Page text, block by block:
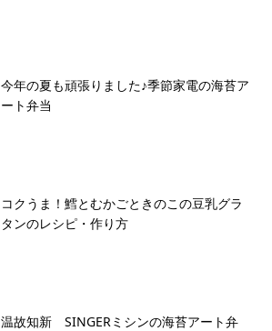
今年の夏も頑張りました♪季節家電の海苔ア
ート弁当
コクうま！鱈とむかごときのこの豆乳グラ
タンのレシピ・作り方
温故知新 SINGERミシンの海苔アート弁